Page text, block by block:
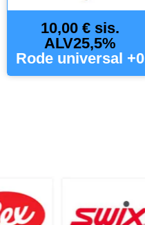
10,00 € sis.
ALV25,5%
Rode universal +0